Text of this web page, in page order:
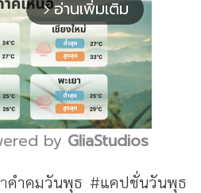
arrow_forward_ios อ่านเพิ่มเติม
Mute
by GliaStudios
คำคมวันพุธ #แคปชั่นวันพุธ